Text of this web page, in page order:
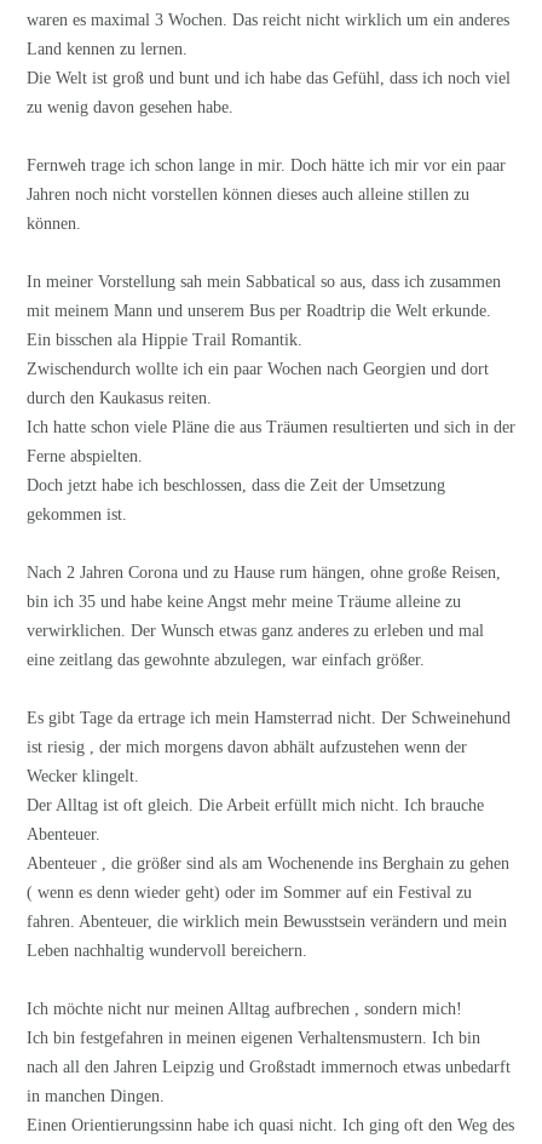
waren es maximal 3 Wochen. Das reicht nicht wirklich um ein anderes
Land kennen zu lernen.
Die Welt ist groß und bunt und ich habe das Gefühl, dass ich noch viel
zu wenig davon gesehen habe.
Fernweh trage ich schon lange in mir. Doch hätte ich mir vor ein paar
Jahren noch nicht vorstellen können dieses auch alleine stillen zu
können.
In meiner Vorstellung sah mein Sabbatical so aus, dass ich zusammen
mit meinem Mann und unserem Bus per Roadtrip die Welt erkunde.
Ein bisschen ala Hippie Trail Romantik.
Zwischendurch wollte ich ein paar Wochen nach Georgien und dort
durch den Kaukasus reiten.
Ich hatte schon viele Pläne die aus Träumen resultierten und sich in der
Ferne abspielten.
Doch jetzt habe ich beschlossen, dass die Zeit der Umsetzung
gekommen ist.
Nach 2 Jahren Corona und zu Hause rum hängen, ohne große Reisen,
bin ich 35 und habe keine Angst mehr meine Träume alleine zu
verwirklichen. Der Wunsch etwas ganz anderes zu erleben und mal
eine zeitlang das gewohnte abzulegen, war einfach größer.
Es gibt Tage da ertrage ich mein Hamsterrad nicht. Der Schweinehund
ist riesig , der mich morgens davon abhält aufzustehen wenn der
Wecker klingelt.
Der Alltag ist oft gleich. Die Arbeit erfüllt mich nicht. Ich brauche
Abenteuer.
Abenteuer , die größer sind als am Wochenende ins Berghain zu gehen
( wenn es denn wieder geht) oder im Sommer auf ein Festival zu
fahren. Abenteuer, die wirklich mein Bewusstsein verändern und mein
Leben nachhaltig wundervoll bereichern.
Ich möchte nicht nur meinen Alltag aufbrechen , sondern mich!
Ich bin festgefahren in meinen eigenen Verhaltensmustern. Ich bin
nach all den Jahren Leipzig und Großstadt immernoch etwas unbedarft
in manchen Dingen.
Einen Orientierungssinn habe ich quasi nicht. Ich ging oft den Weg des